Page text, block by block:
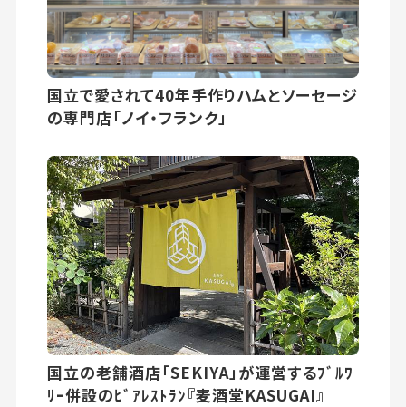
国立で愛されて40年手作りハムとソーセージ
の専門店「ノイ・フランク」
国立の老舗酒店「SEKIYA」が運営するﾌﾞﾙﾜ
ﾘｰ併設のﾋﾞｱﾚｽﾄﾗﾝ『麦酒堂KASUGAI』